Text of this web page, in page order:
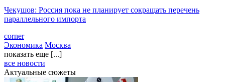
Чекушов: Россия пока не планирует сокращать перечень
параллельного импорта
corner
Экономика Москва
показать еще [...]
все новости
Актуальные сюжеты